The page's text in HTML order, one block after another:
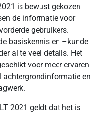
is bewust gekozen
de informatie voor
gebruikers.
basiskennis en –kunde
al te veel details. Het
voor meer ervaren
achtergrondinformatie en
2021 geldt dat het is